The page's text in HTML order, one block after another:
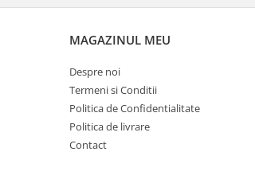
MAGAZINUL MEU
Despre noi
Termeni si Conditii
Politica de Confidentialitate
Politica de livrare
Contact